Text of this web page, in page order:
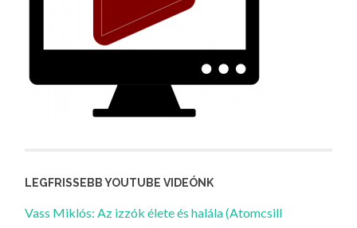
LEGFRISSEBB YOUTUBE VIDEÓNK
Vass Miklós: Az izzók élete és halála (Atomcsill